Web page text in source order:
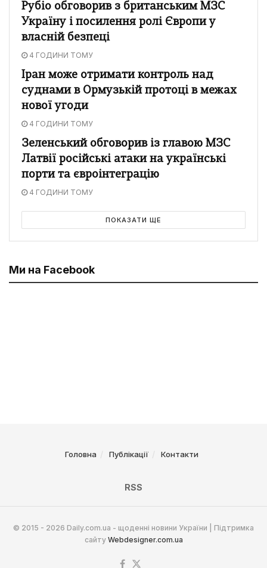
Рубіо обговорив з британським МЗС
Україну і посилення ролі Європи у
власній безпеці
4 ГОДИНИ ТОМУ
Іран може отримати контроль над
суднами в Ормузькій протоці в межах
нової угоди
4 ГОДИНИ ТОМУ
Зеленський обговорив із главою МЗС
Латвії російські атаки на українські
порти та євроінтеграцію
4 ГОДИНИ ТОМУ
ПОКАЗАТИ ЩЕ
Ми на Facebook
Головна Публікації Контакти
RSS
© 2015 - 2026 Daily.com.ua - щоденні новини України | Підтримка
сайту Webdesigner.com.ua